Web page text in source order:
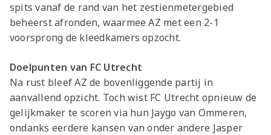
spits vanaf de rand van het zestienmetergebied
beheerst afronden, waarmee AZ met een 2-1
voorsprong de kleedkamers opzocht.
Doelpunten van FC Utrecht
Na rust bleef AZ de bovenliggende partij in
aanvallend opzicht. Toch wist FC Utrecht opnieuw de
gelijkmaker te scoren via hun Jaygo van Ommeren,
ondanks eerdere kansen van onder andere Jasper